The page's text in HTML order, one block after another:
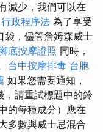
減少，我們可以在
政程序法 為了享受
袋，儘管詹姆森威士
底按摩證照 同時，
台中按摩排毒 台胞
如果您需要通知，
，請重試標題中的鈴
的每種成分）應在
多數與威士忌混合